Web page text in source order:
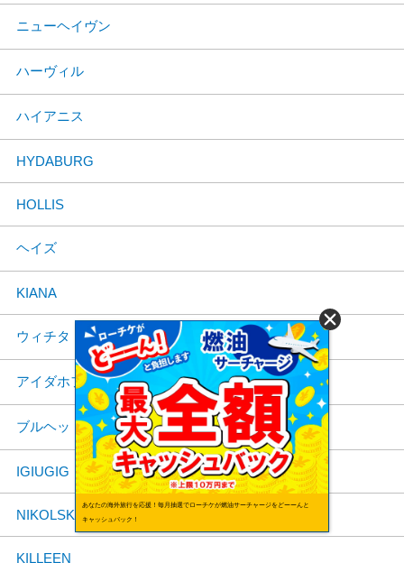
ニューヘイヴン
ハーヴィル
ハイアニス
HYDABURG
HOLLIS
ヘイズ
KIANA
ウィチタ
アイダホフォールズ
ブルヘッドシティ
IGIUGIG
NIKOLSKI
KILLEEN
あなたの海外旅行を応援！毎月抽選でローチケが燃油サーチャージをどーーんと
キャッシュバック！